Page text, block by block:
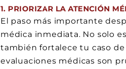
1. PRIORIZAR LA ATENCIÓN
El paso más importante
médica inmediata. No solo
también fortalece tu caso de
evaluaciones médicas son